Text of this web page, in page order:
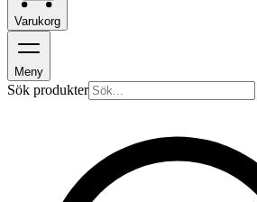
Varukorg
Meny
Sök produkter